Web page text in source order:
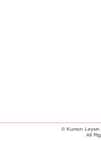
© Kumon Leysin
All